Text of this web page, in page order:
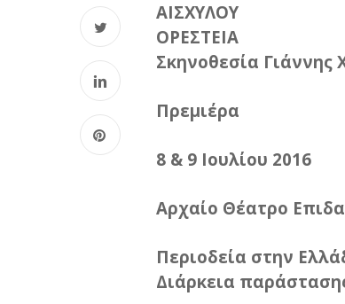
ΑΙΣΧΥΛΟΥ
ΟΡΕΣΤΕΙΑ
Σκηνοθεσία Γιάννης
Πρεμιέρα
8 & 9 Ιουλίου 2016
Αρχαίο Θέατρο
Περιοδεία στην
Διάρκεια